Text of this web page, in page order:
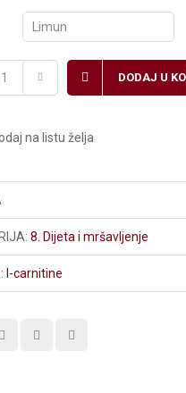
DODAJ U
na listu želja
8. Dijeta i mršavljenje
l-carnitine